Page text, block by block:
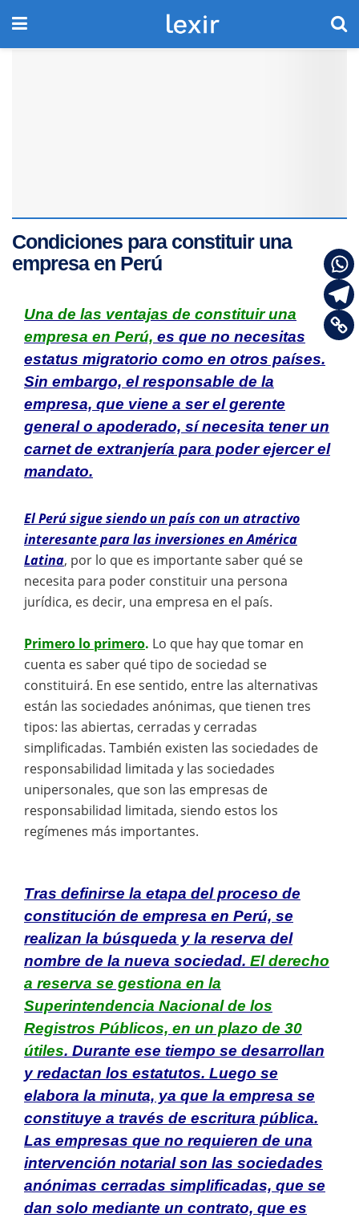
Condiciones para constituir una
empresa en Perú
Una de las ventajas de constituir una
empresa en Perú, es que no necesitas
estatus migratorio como en otros países.
Sin embargo, el responsable de la
empresa, que viene a ser el gerente
general o apoderado, sí necesita tener un
carnet de extranjería para poder ejercer el
mandato.
El Perú sigue siendo un país con un atractivo
interesante para las inversiones en América
Latina, por lo que es importante saber qué se
necesita para poder constituir una persona
jurídica, es decir, una empresa en el país.
Primero lo primero. Lo que hay que tomar en
cuenta es saber qué tipo de sociedad se
constituirá. En ese sentido, entre las alternativas
están las sociedades anónimas, que tienen tres
tipos: las abiertas, cerradas y cerradas
simplificadas. También existen las sociedades de
responsabilidad limitada y las sociedades
unipersonales, que son las empresas de
responsabilidad limitada, siendo estos los
regímenes más importantes.
Tras definirse la etapa del proceso de
constitución de empresa en Perú, se
realizan la búsqueda y la reserva del
nombre de la nueva sociedad. El derecho
a reserva se gestiona en la
Superintendencia Nacional de los
Registros Públicos, en un plazo de 30
útiles. Durante ese tiempo se desarrollan
y redactan los estatutos. Luego se
elabora la minuta, ya que la empresa se
constituye a través de escritura pública.
Las empresas que no requieren de una
intervención notarial son las sociedades
anónimas cerradas simplificadas, que se
dan solo mediante un contrato, que es